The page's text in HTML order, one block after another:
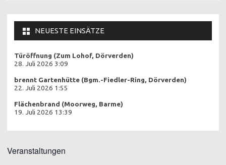
NEUESTE EINSÄTZE
Türöffnung (Zum Lohof, Dörverden)
28. Juli 2026 3:09
brennt Gartenhütte (Bgm.-Fiedler-Ring, Dörverden)
22. Juli 2026 1:55
Flächenbrand (Moorweg, Barme)
19. Juli 2026 13:39
Veranstaltungen